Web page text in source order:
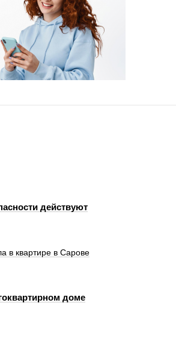
действуют
в квартире в Сарове
доме